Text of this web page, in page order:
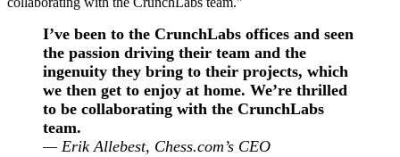
I’ve been to the CrunchLabs offices and seen
the passion driving their team and the
ingenuity they bring to their projects, which
we then get to enjoy at home. We’re thrilled
to be collaborating with the CrunchLabs
team.
— Erik Allebest, Chess.com’s CEO